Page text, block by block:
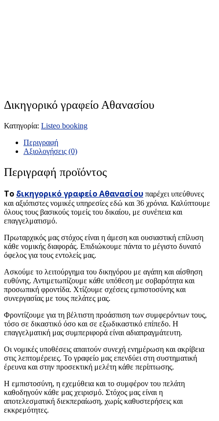
Δικηγορικό γραφείο Αθανασίου
Κατηγορία: Listeo booking
Περιγραφή
Αξιολογήσεις (0)
Περιγραφή προϊόντος
Το δικηγορικό γραφείο Αθανασίου παρέχει υπεύθυνες
και αξιόπιστες νομικές υπηρεσίες εδώ και 36 χρόνια. Καλύπτουμε
όλους τους βασικούς τομείς του δικαίου, με συνέπεια και
επαγγελματισμό.
Πρωταρχικός μας στόχος είναι η άμεση και ουσιαστική επίλυση
κάθε νομικής διαφοράς. Επιδιώκουμε πάντα το μέγιστο δυνατό
όφελος για τους εντολείς μας.
Ασκούμε το λειτούργημα του δικηγόρου με αγάπη και αίσθηση
ευθύνης. Αντιμετωπίζουμε κάθε υπόθεση με σοβαρότητα και
προσωπική φροντίδα. Χτίζουμε σχέσεις εμπιστοσύνης και
συνεργασίας με τους πελάτες μας.
Φροντίζουμε για τη βέλτιστη προάσπιση των συμφερόντων τους,
τόσο σε δικαστικό όσο και σε εξωδικαστικό επίπεδο. Η
επαγγελματική μας συμπεριφορά είναι αδιαπραγμάτευτη.
Οι νομικές υποθέσεις απαιτούν συνεχή ενημέρωση και ακρίβεια
στις λεπτομέρειες. Το γραφείο μας επενδύει στη συστηματική
έρευνα και στην προσεκτική μελέτη κάθε περίπτωσης.
Η εμπιστοσύνη, η εχεμύθεια και το συμφέρον του πελάτη
καθοδηγούν κάθε μας χειρισμό. Στόχος μας είναι η
αποτελεσματική διεκπεραίωση, χωρίς καθυστερήσεις και
εκκρεμότητες.